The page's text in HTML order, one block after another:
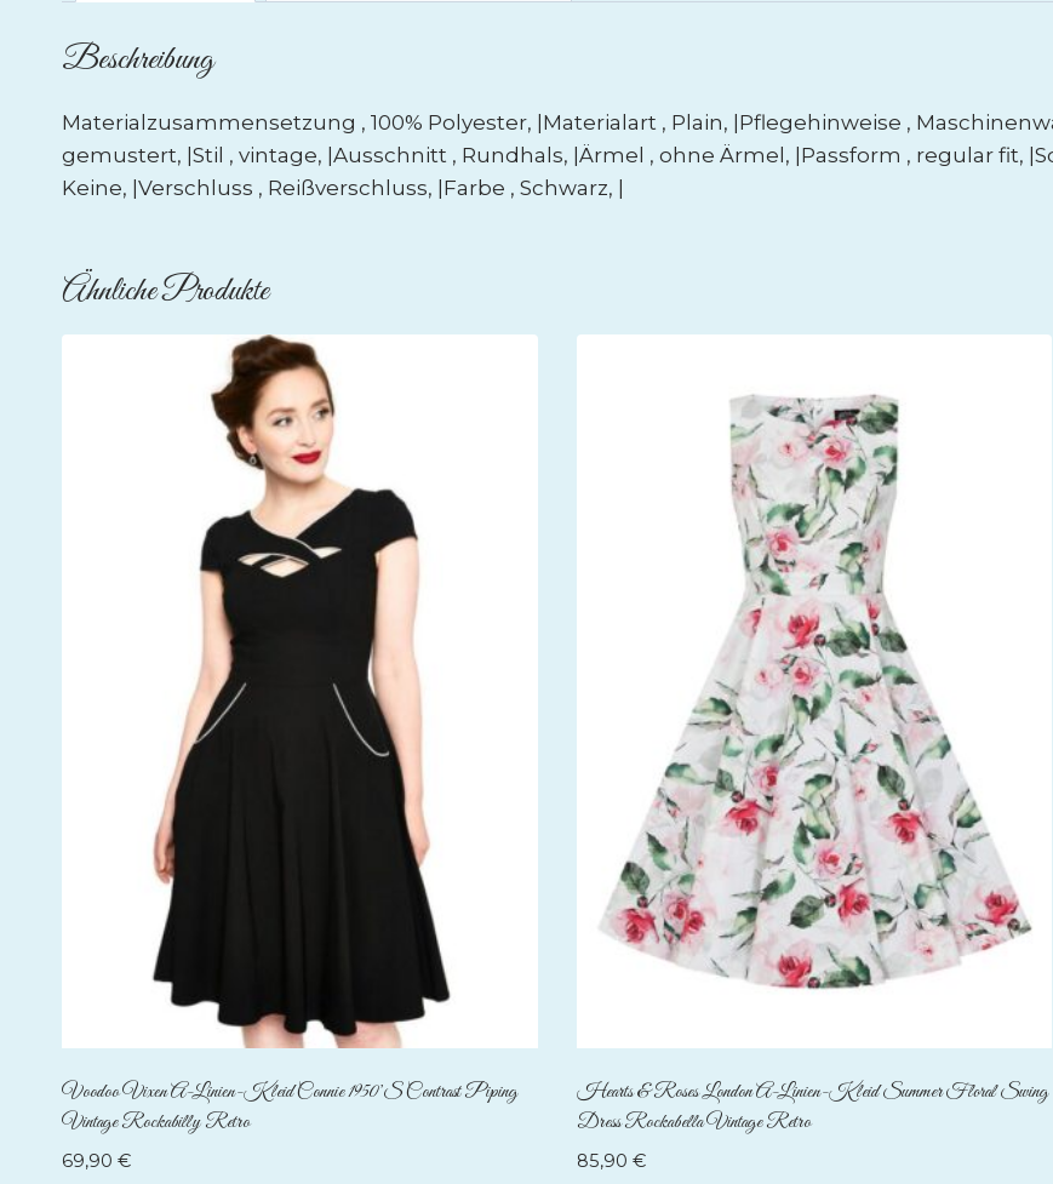
Beschreibung
Materialzusammensetzung , 100% Polyester, |Materialart , Plain, |Pflegehinweise ,
gemustert, |Stil , vintage, |Ausschnitt , Rundhals, |Ärmel , ohne Ärmel, |Passform , regular fit,
Keine, |Verschluss , Reißverschluss, |Farbe , Schwarz, |
Ähnliche Produkte
Voodoo Vixen A-Linien-Kleid Connie 1950’s Contrast Piping
Vintage Rockabilly Retro
69,90 €
Hearts & Roses London A-Linien-Kleid Summer Floral Swing
Dress Rockabella Vintage Retro
85,90 €